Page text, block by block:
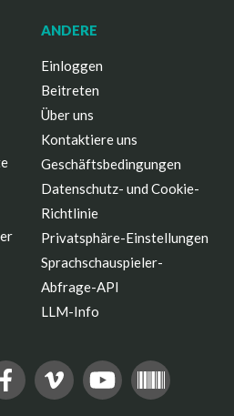
ANDERE
Einloggen
Beitreten
Über uns
Kontaktiere uns
Geschäftsbedingungen
Datenschutz- und Cookie-
Richtlinie
Privatsphäre-Einstellungen
Sprachschauspieler-
Abfrage-API
LLM-Info